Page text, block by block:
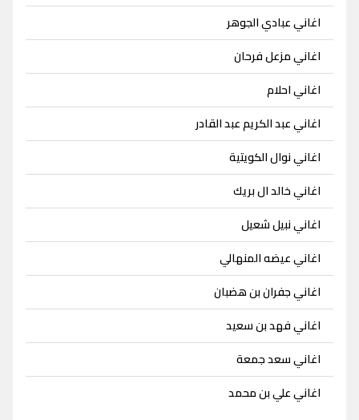
اغاني عبادي الجوهر
اغاني مزعل فرحان
اغاني احلام
اغاني عبد الكريم عبد القادر
اغاني نوال الكويتية
اغاني خالد ال بريك
اغاني نبيل شعيل
اغاني عيضه المنهالي
اغاني جفران بن هضبان
اغاني فهد بن سعيد
اغاني سعد جمعة
اغاني علي بن محمد